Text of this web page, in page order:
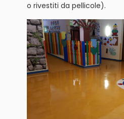
o rivestiti da pellicole).